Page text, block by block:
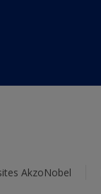
AkzoNobel